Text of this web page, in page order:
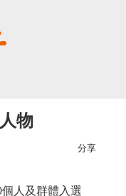
物
分享
人及群體入選